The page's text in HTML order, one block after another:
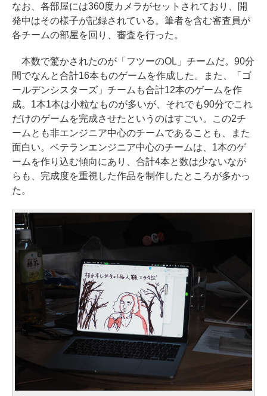
なお、各部屋には360度カメラがセットされており、開
発中はその様子が記録されている。筆者を含む審査員が
各チームの部屋を回り、審査を行った。
本数で驚かされたのが「フツーのOL」チームだ。90分
間でなんと合計16本ものゲームを作成した。また、「ゴ
ールデンシスターズ」チームも合計12本のゲームを作
成。1本1本は小粒なものが多いが、それでも90分でこれ
だけのゲームを完成させたというのはすごい。この2チ
ームとも非エンジニア中心のチームであることも、また
面白い。ベテランエンジニア中心のチームは、1本のゲ
ームを作り込む傾向にあり、合計4本と数は少ないなが
らも、完成度を重視した作品を制作したところが多かっ
た。